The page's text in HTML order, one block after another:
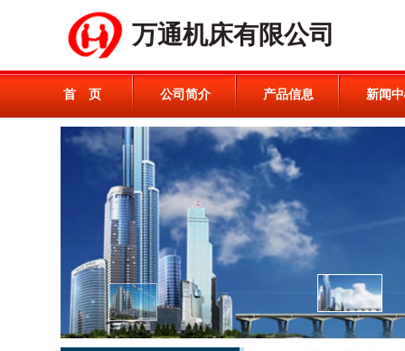
万通机床有限公司
首 页 公司简介 产品信息 新闻